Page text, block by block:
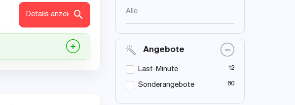
Details anzeigen Alle
Angebote
Last-Minute 12
Sonderangebote 80